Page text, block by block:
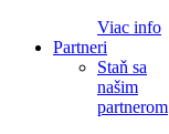
Viac info
Partneri
Staň sa
našim
partnerom